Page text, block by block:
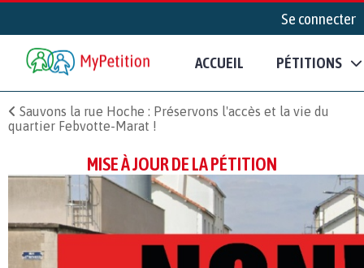
Se connecter
ACCUEIL PÉTITIONS
Sauvons la rue Hoche : Préservons l'accès et la vie du
quartier Febvotte-Marat !
MISE À JOUR DE LA PÉTITION